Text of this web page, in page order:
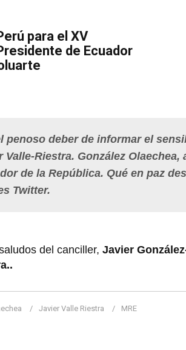
para el XV
de Ecuador
penoso deber de informar el
Valle-Riestra. González Olaechea,
de la República. Qué en paz
Twitter.
del canciller, Javier
Javier Valle Riestra MRE